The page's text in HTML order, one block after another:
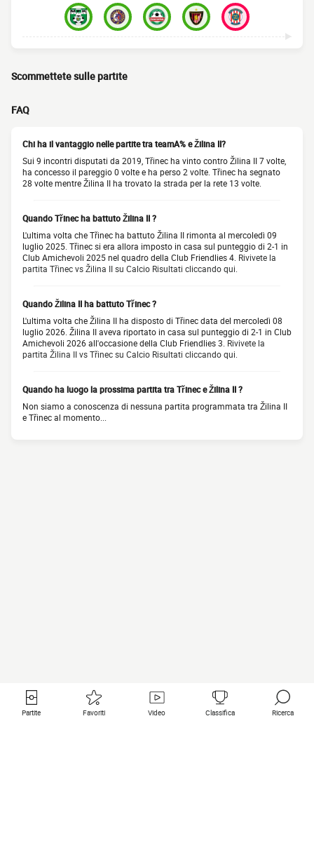
Scommettete sulle partite
FAQ
Chi ha il vantaggio nelle partite tra teamA% e Žilina II?
Sui 9 incontri disputati da 2019, Třinec ha vinto contro Žilina II 7 volte,
ha concesso il pareggio 0 volte e ha perso 2 volte. Třinec ha segnato
28 volte mentre Žilina II ha trovato la strada per la rete 13 volte.
Quando Třinec ha battuto Žilina II ?
L'ultima volta che Třinec ha battuto Žilina II rimonta al mercoledì 09
luglio 2025. Třinec si era allora imposto in casa sul punteggio di 2-1 in
Club Amichevoli 2025 nel quadro della Club Friendlies 4. Rivivete la
partita Třinec vs Žilina II su Calcio Risultati cliccando qui.
Quando Žilina II ha battuto Třinec ?
L'ultima volta che Žilina II ha disposto di Třinec data del mercoledì 08
luglio 2026. Žilina II aveva riportato in casa sul punteggio di 2-1 in Club
Amichevoli 2026 all'occasione della Club Friendlies 3. Rivivete la
partita Žilina II vs Třinec su Calcio Risultati cliccando qui.
Quando ha luogo la prossima partita tra Třinec e Žilina II ?
Non siamo a conoscenza di nessuna partita programmata tra Žilina II
e Třinec al momento...
Partite Favoriti Video Classifica Ricerca